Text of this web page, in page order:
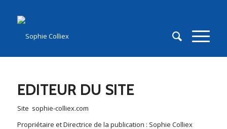
EDITEUR DU SITE
Site sophie-colliex.com
Propriétaire et Directrice de la publication : Sophie Colliex